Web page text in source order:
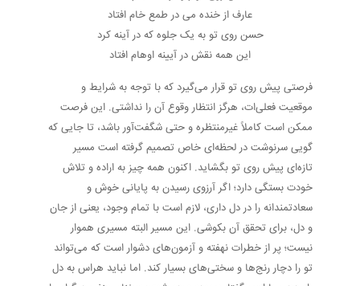
عارف از خنده می در طمع خام افتاد
حسن روی تو به یک جلوه که در آینه کرد
این همه نقش در آیینه اوهام افتاد
فرصتی پیش روی تو قرار می‌گیرد که با توجه به شرایط و
موقعیت فعلی‌‌ات، هرگز انتظار وقوع آن را نداشتی. این فرصت
ممکن است کاملاً غیرمنتظره و حتی شگفت‌آور باشد، تا جایی که
گویی سرنوشت در لحظه‌ای خاص تصمیم گرفته است مسیر
تازه‌ای پیش روی تو بگشاید. اکنون همه چیز به اراده و تلاش
خودت بستگی دارد؛ اگر آرزوی رسیدن به پایانی خوش و
سعادتمندانه را در دل داری، لازم است با تمام وجود، یعنی از جان
و دل، برای تحقق آن بکوشی. این مسیر البته مسیری هموار
نیست؛ پر از خطرات نهفته و آزمون‌های دشوار است که می‌تواند
تو را دچار رنج‌ها و سختی‌های بسیار کند. اما نباید هراس به دل